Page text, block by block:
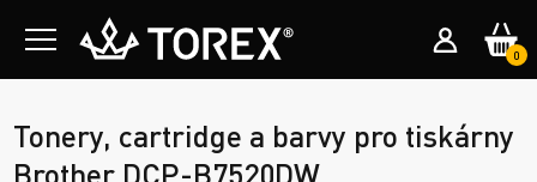
0
Tonery, cartridge a barvy pro tiskárny
Brother DCP-B7520DW